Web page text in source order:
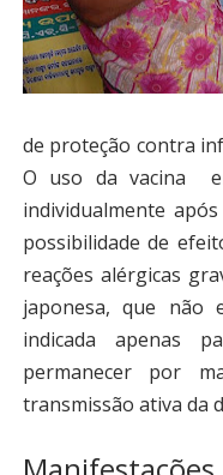
de proteção contra
O uso da vacina
individualmente
possibilidade de
reações alérgicas
japonesa, que não
indicada apenas
permanecer por
transmissão ativa da